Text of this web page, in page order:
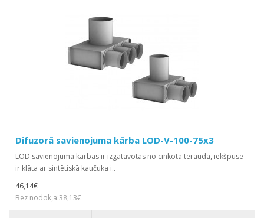
Difuzorā savienojuma kārba LOD-V-100-75x3
LOD savienojuma kārbas ir izgatavotas no cinkota tērauda, iekšpuse
ir klāta ar sintētiskā kaučuka i..
46,14€
Bez nodokļa:38,13€